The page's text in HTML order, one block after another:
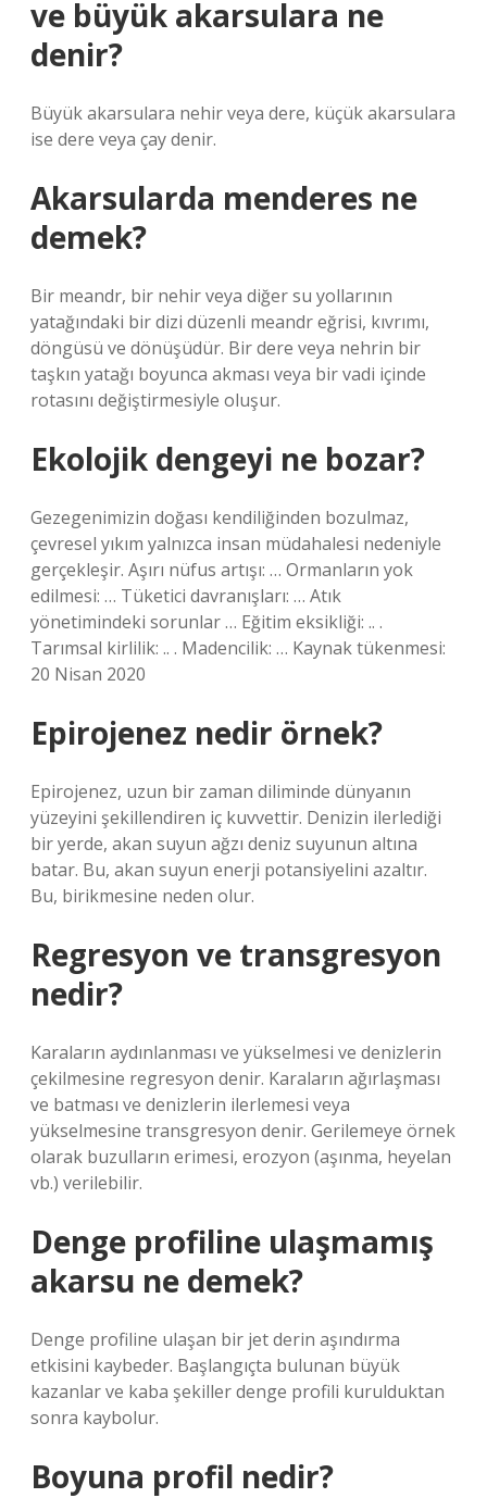
ve büyük akarsulara ne
denir?
Büyük akarsulara nehir veya dere, küçük akarsulara
ise dere veya çay denir.
Akarsularda menderes ne
demek?
Bir meandr, bir nehir veya diğer su yollarının
yatağındaki bir dizi düzenli meandr eğrisi, kıvrımı,
döngüsü ve dönüşüdür. Bir dere veya nehrin bir
taşkın yatağı boyunca akması veya bir vadi içinde
rotasını değiştirmesiyle oluşur.
Ekolojik dengeyi ne bozar?
Gezegenimizin doğası kendiliğinden bozulmaz,
çevresel yıkım yalnızca insan müdahalesi nedeniyle
gerçekleşir. Aşırı nüfus artışı: … Ormanların yok
edilmesi: … Tüketici davranışları: … Atık
yönetimindeki sorunlar … Eğitim eksikliği: .. .
Tarımsal kirlilik: .. . Madencilik: … Kaynak tükenmesi:
20 Nisan 2020
Epirojenez nedir örnek?
Epirojenez, uzun bir zaman diliminde dünyanın
yüzeyini şekillendiren iç kuvvettir. Denizin ilerlediği
bir yerde, akan suyun ağzı deniz suyunun altına
batar. Bu, akan suyun enerji potansiyelini azaltır.
Bu, birikmesine neden olur.
Regresyon ve transgresyon
nedir?
Karaların aydınlanması ve yükselmesi ve denizlerin
çekilmesine regresyon denir. Karaların ağırlaşması
ve batması ve denizlerin ilerlemesi veya
yükselmesine transgresyon denir. Gerilemeye örnek
olarak buzulların erimesi, erozyon (aşınma, heyelan
vb.) verilebilir.
Denge profiline ulaşmamış
akarsu ne demek?
Denge profiline ulaşan bir jet derin aşındırma
etkisini kaybeder. Başlangıçta bulunan büyük
kazanlar ve kaba şekiller denge profili kurulduktan
sonra kaybolur.
Boyuna profil nedir?